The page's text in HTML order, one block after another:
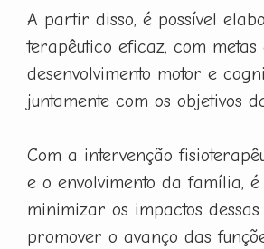
A partir disso, é possível
terapêutico eficaz, com
desenvolvimento motor e
juntamente com os objetivos
Com a intervenção
e o envolvimento da família, é
minimizar os impactos dessas
promover o avanço das